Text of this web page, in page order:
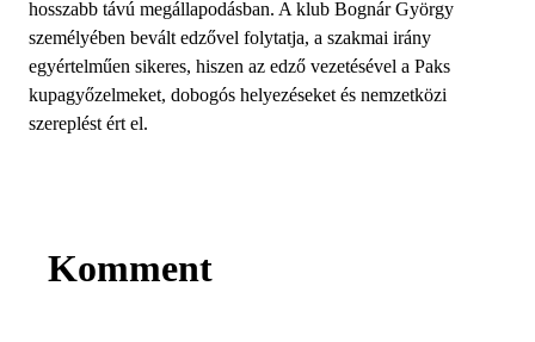
hosszabb távú megállapodásban. A klub Bognár György
személyében bevált edzővel folytatja, a szakmai irány
egyértelműen sikeres, hiszen az edző vezetésével a Paks
kupagyőzelmeket, dobogós helyezéseket és nemzetközi
szereplést ért el.
Komment